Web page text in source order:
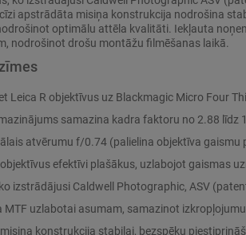
apstrādāta misiņa konstrukcija nodrošina
optimālu attēla kvalitāti. Iekļauta
nodrošinot drošu montāžu filmēšanas laikā.
Leica R objektīvus uz Blackmagic Micro Four
samazina kadra faktoru no 2.88 līdz
atvērumu f/0.74 (palielina objektīva gaismu
efektīvi plašākus, uzlabojot gaismas
izstrādājusi Caldwell Photographic, ASV
MTF uzlabotai asumam, samazinot
konstrukcija stabilai, bezspēku